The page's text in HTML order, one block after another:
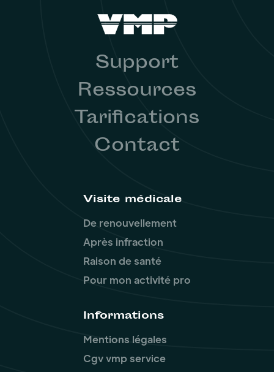
Support
Ressources
Tarifications
Contact
Visite médicale
De renouvellement
Après infraction
Raison de santé
Pour mon activité pro
Informations
Mentions légales
Cgv vmp service